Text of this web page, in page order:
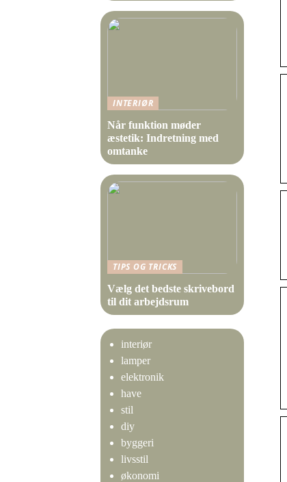
INTERIØR
Når funktion møder
æstetik: Indretning med
omtanke
TIPS OG TRICKS
Vælg det bedste skrivebord
til dit arbejdsrum
interiør
lamper
elektronik
have
stil
diy
byggeri
livsstil
økonomi